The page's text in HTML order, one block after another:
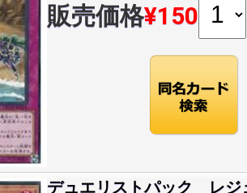
販売価格¥150
デュエリストパック レジ